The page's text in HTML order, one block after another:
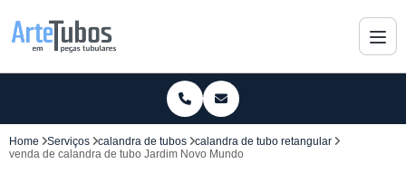
Home Serviços calandra de tubos
calandra de tubo retangular
venda de calandra de tubo Jardim Novo Mundo